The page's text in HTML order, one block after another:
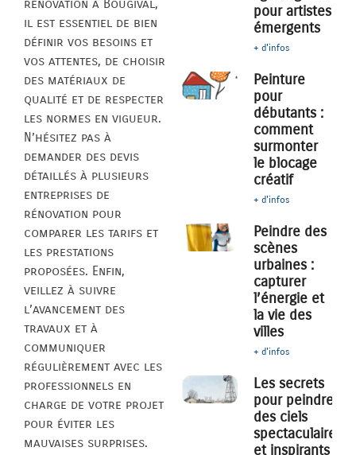
rénovation à Bougival,
il est essentiel de bien
définir vos besoins et
vos attentes, de choisir
des matériaux de
qualité et de respecter
les normes en vigueur.
N’hésitez pas à
demander des devis
détaillés à plusieurs
entreprises de
rénovation pour
comparer les tarifs et
les prestations
proposées. Enfin,
veillez à suivre
l’avancement des
travaux et à
communiquer
régulièrement avec les
professionnels en
charge de votre projet
pour éviter les
mauvaises surprises.
pour artistes
émergents
+ d'infos
Peinture
pour
débutants :
comment
surmonter
le blocage
créatif
+ d'infos
Peindre des
scènes
urbaines :
capturer
l’énergie et
la vie des
villes
+ d'infos
Les secrets
pour peindre
des ciels
spectaculaires
et inspirants